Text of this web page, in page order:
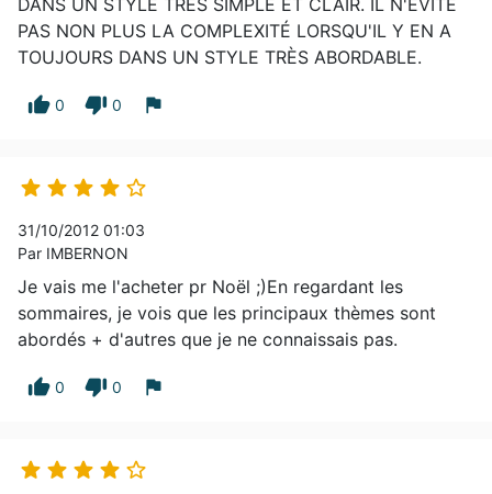
DANS UN STYLE TRÈS SIMPLE ET CLAIR. IL N'ÉVITE
PAS NON PLUS LA COMPLEXITÉ LORSQU'IL Y EN A
TOUJOURS DANS UN STYLE TRÈS ABORDABLE.
thumb_up 0 thumb_down 0 flag
    
31/10/2012 01:03
Par IMBERNON
Je vais me l'acheter pr Noël ;)En regardant les
sommaires, je vois que les principaux thèmes sont
abordés + d'autres que je ne connaissais pas.
thumb_up 0 thumb_down 0 flag
    